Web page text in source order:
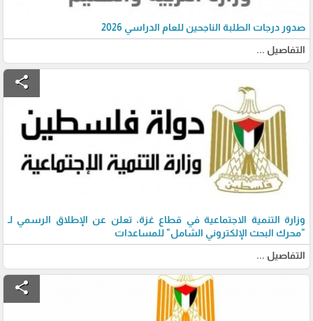
صدور درجات الطلبة الناجحين للعام الدراسي 2026
التفاصيل ...
share
وزارة التنمية الاجتماعية في قطاع غزة، تعلن عن الإطلاق الرسمي لـ
"محرك البحث الإلكتروني الشامل" للمساعدات
التفاصيل ...
share